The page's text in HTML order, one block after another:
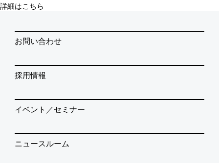
詳細はこちら
お問い合わせ
採用情報
イベント／セミナー
ニュースルーム